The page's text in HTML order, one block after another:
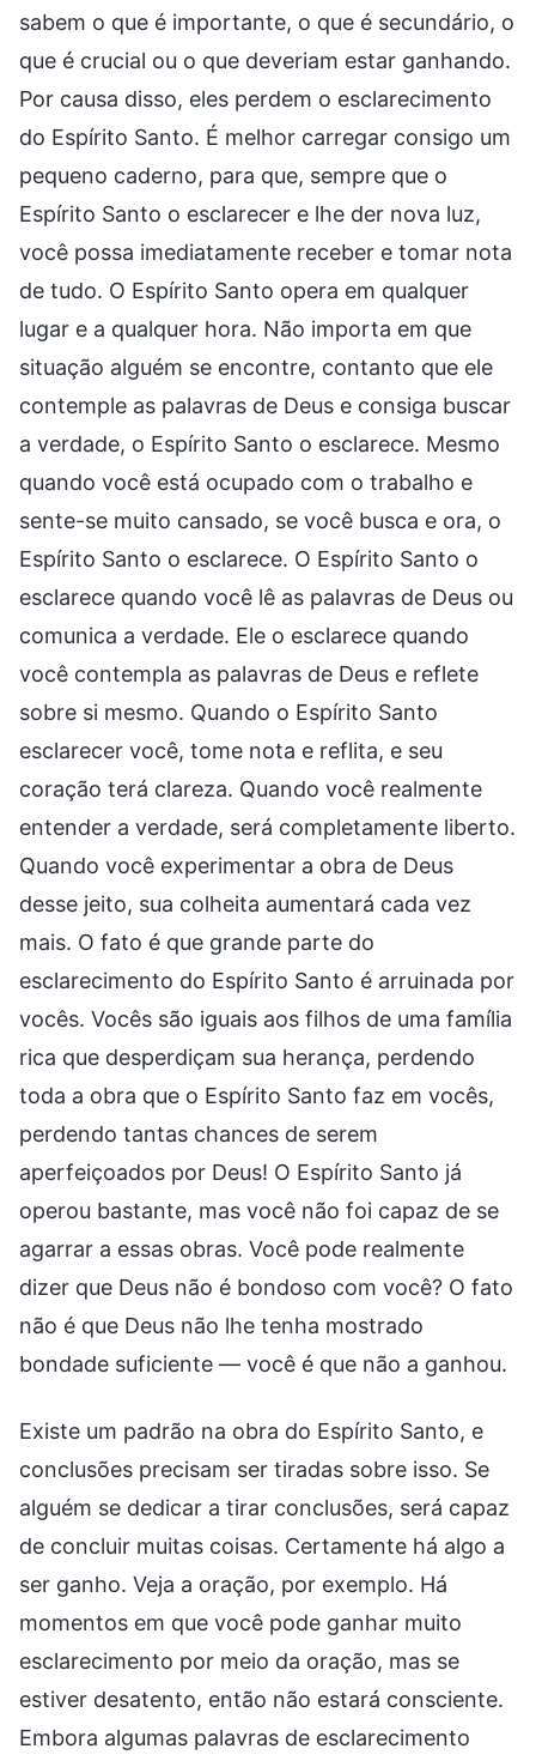
sabem o que é importante, o que é secundário, o
que é crucial ou o que deveriam estar ganhando.
Por causa disso, eles perdem o esclarecimento
do Espírito Santo. É melhor carregar consigo um
pequeno caderno, para que, sempre que o
Espírito Santo o esclarecer e lhe der nova luz,
você possa imediatamente receber e tomar nota
de tudo. O Espírito Santo opera em qualquer
lugar e a qualquer hora. Não importa em que
situação alguém se encontre, contanto que ele
contemple as palavras de Deus e consiga buscar
a verdade, o Espírito Santo o esclarece. Mesmo
quando você está ocupado com o trabalho e
sente-se muito cansado, se você busca e ora, o
Espírito Santo o esclarece. O Espírito Santo o
esclarece quando você lê as palavras de Deus ou
comunica a verdade. Ele o esclarece quando
você contempla as palavras de Deus e reflete
sobre si mesmo. Quando o Espírito Santo
esclarecer você, tome nota e reflita, e seu
coração terá clareza. Quando você realmente
entender a verdade, será completamente liberto.
Quando você experimentar a obra de Deus
desse jeito, sua colheita aumentará cada vez
mais. O fato é que grande parte do
esclarecimento do Espírito Santo é arruinada por
vocês. Vocês são iguais aos filhos de uma família
rica que desperdiçam sua herança, perdendo
toda a obra que o Espírito Santo faz em vocês,
perdendo tantas chances de serem
aperfeiçoados por Deus! O Espírito Santo já
operou bastante, mas você não foi capaz de se
agarrar a essas obras. Você pode realmente
dizer que Deus não é bondoso com você? O fato
não é que Deus não lhe tenha mostrado
bondade suficiente — você é que não a ganhou.
Existe um padrão na obra do Espírito Santo, e
conclusões precisam ser tiradas sobre isso. Se
alguém se dedicar a tirar conclusões, será capaz
de concluir muitas coisas. Certamente há algo a
ser ganho. Veja a oração, por exemplo. Há
momentos em que você pode ganhar muito
esclarecimento por meio da oração, mas se
estiver desatento, então não estará consciente.
Embora algumas palavras de esclarecimento